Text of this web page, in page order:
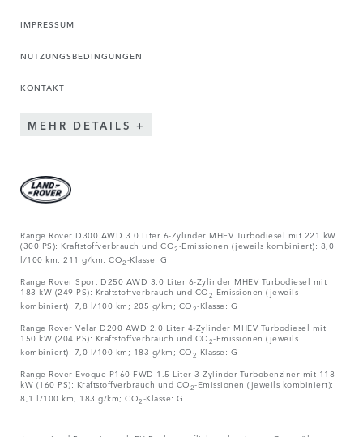
IMPRESSUM
NUTZUNGSBEDINGUNGEN
KONTAKT
MEHR DETAILS
Range Rover D300 AWD 3.0 Liter 6-Zylinder MHEV Turbodiesel mit 221 kW
(300 PS): Kraftstoffverbrauch und CO2-Emissionen (jeweils kombiniert): 8,0
l/100 km; 211 g/km; CO2-Klasse: G
Range Rover Sport D250 AWD 3.0 Liter 6-Zylinder MHEV Turbodiesel mit
183 kW (249 PS): Kraftstoffverbrauch und CO2-Emissionen (jeweils
kombiniert): 7,8 l/100 km; 205 g/km; CO2-Klasse: G
Range Rover Velar D200 AWD 2.0 Liter 4-Zylinder MHEV Turbodiesel mit
150 kW (204 PS): Kraftstoffverbrauch und CO2-Emissionen (jeweils
kombiniert): 7,0 l/100 km; 183 g/km; CO2-Klasse: G
Range Rover Evoque P160 FWD 1.5 Liter 3-Zylinder-Turbobenziner mit 118
kW (160 PS): Kraftstoffverbrauch und CO2-Emissionen (jeweils kombiniert):
8,1 l/100 km; 183 g/km; CO2-Klasse: G